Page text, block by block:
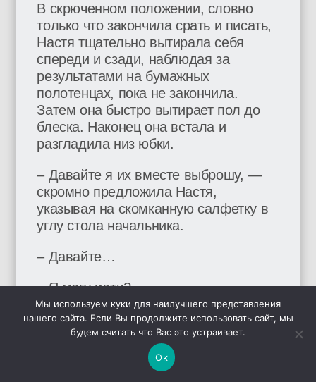
В скрюченном положении, словно
только что закончила срать и писать,
Настя тщательно вытирала себя
спереди и сзади, наблюдая за
результатами на бумажных
полотенцах, пока не закончила.
Затем она быстро вытирает пол до
блеска. Наконец она встала и
разгладила низ юбки.
– Давайте я их вместе выброшу, —
скромно предложила Настя,
указывая на скомканную салфетку в
углу стола начальника.
– Давайте…
– Я могу идти?
– Ступай.
Настя повернулась и вышла.
Мы используем куки для наилучшего представления
нашего сайта. Если Вы продолжите использовать сайт, мы
будем считать что Вас это устраивает.
Ок